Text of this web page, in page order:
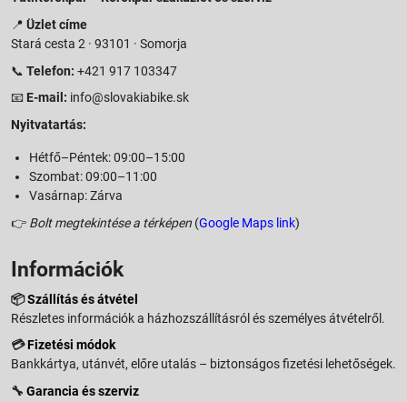
📍 Üzlet címe
Stará cesta 2 · 93101 · Somorja
📞 Telefon: +421 917 103347
📧 E-mail: info@slovakiabike.sk
Nyitvatartás:
Hétfő–Péntek: 09:00–15:00
Szombat: 09:00–11:00
Vasárnap: Zárva
👉 Bolt megtekintése a térképen (Google Maps link)
Információk
📦Szállítás és átvétel
Részletes információk a házhozszállításról és személyes átvételről.
💳Fizetési módok
Bankkártya, utánvét, előre utalás – biztonságos fizetési lehetőségek.
🔧 Garancia és szerviz